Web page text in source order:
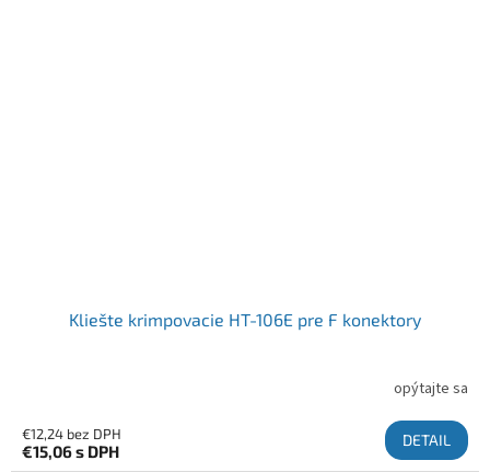
Kliešte krimpovacie HT-106E pre F konektory
opýtajte sa
€12,24 bez DPH
€15,06s DPH
DETAIL